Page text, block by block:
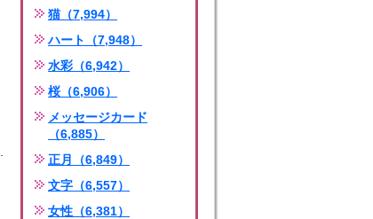
猫（7,994）
ハート（7,948）
水彩（6,942）
桜（6,906）
メッセージカード
（6,885）
正月（6,849）
文字（6,557）
女性（6,381）